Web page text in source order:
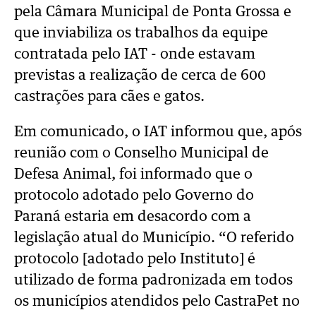
pela Câmara Municipal de Ponta Grossa e
que inviabiliza os trabalhos da equipe
contratada pelo IAT - onde estavam
previstas a realização de cerca de 600
castrações para cães e gatos.
Em comunicado, o IAT informou que, após
reunião com o Conselho Municipal de
Defesa Animal, foi informado que o
protocolo adotado pelo Governo do
Paraná estaria em desacordo com a
legislação atual do Município. “O referido
protocolo [adotado pelo Instituto] é
utilizado de forma padronizada em todos
os municípios atendidos pelo CastraPet no